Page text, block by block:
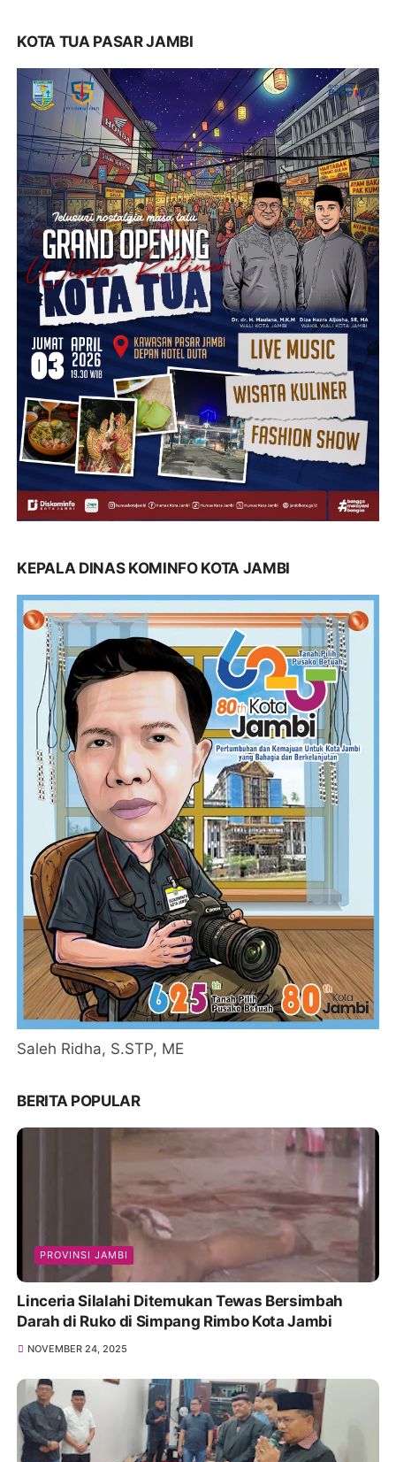
KOTA TUA PASAR JAMBI
KEPALA DINAS KOMINFO KOTA JAMBI
Saleh Ridha, S.STP, ME
BERITA POPULAR
PROVINSI JAMBI
Linceria Silalahi Ditemukan Tewas Bersimbah
Darah di Ruko di Simpang Rimbo Kota Jambi
NOVEMBER 24, 2025